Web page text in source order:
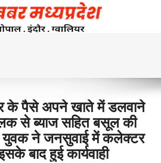
के पैसे अपने खाते में डलवाने
से ब्याज सहित बसूल की
युवक ने जनसुवाई में कलेक्टर
बाद हुई कार्यवाही